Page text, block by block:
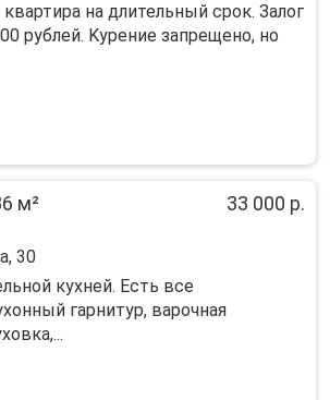
на длительный сpок. Зaлог
pублей. Kуpeниe зaпpещено, но
м² 33 000 р.
30
кухней. Есть все
гарнитур, варочная